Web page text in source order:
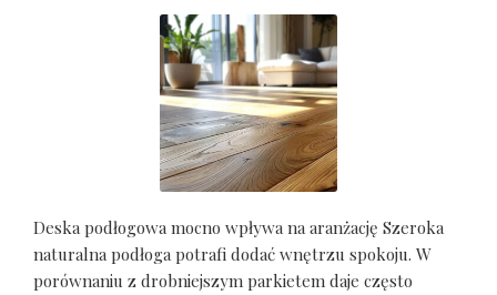
Deska podłogowa mocno wpływa na aranżację Szeroka
naturalna podłoga potrafi dodać wnętrzu spokoju. W
porównaniu z drobniejszym parkietem daje często